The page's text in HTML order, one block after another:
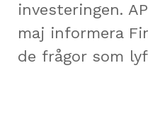
investeringen.
maj informera
de frågor som